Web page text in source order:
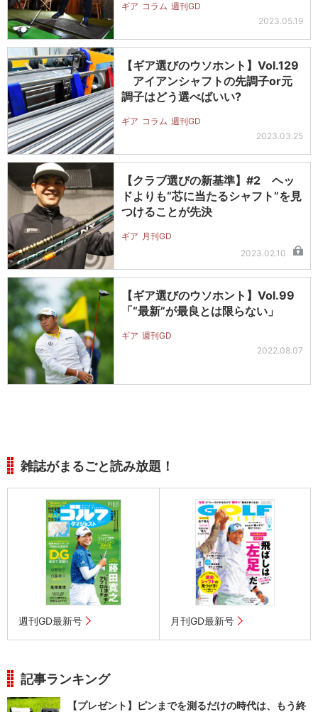
ギア コラム 週刊GD
2023.05.19
【ギア選びのウソホント】Vol.129
アイアンシャフトの先調子or元
調子はどう選べばいい?
ギア コラム 週刊GD
2023.03.25
【クラブ選びの新基準】#2 ヘッ
ドよりも“芯に当たるシャフト”を見
つけることが先決
ギア 月刊GD
2023.02.10
【ギア選びのウソホント】Vol.99
「“最新”が最良とは限らない」
ギア 週刊GD
2022.08.07
雑誌がまるごと読み放題！
週刊GD最新号 月刊GD最新号
記事ランキング
【プレゼント】ピンまでを測るだけの時代は、もう終